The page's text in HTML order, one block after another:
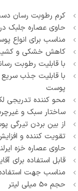
کرم رطوبت رسان
حاوی عصاره جلبک
مناسب برای انواع
کاهش خشکی و
با قابلیت رطوبت­
با قابلیت جذب
پوست
محو کننده تدریجی
ساختار سبک و
از بین بردن
تقویت ­کننده و
حاوی عصاره خزه
قابل استفاده برای
مناسب جهت استفاده
حجم 50 میلی لیتر